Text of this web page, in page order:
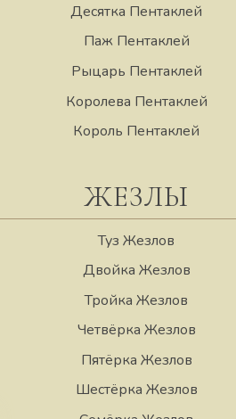
Десятка Пентаклей
Паж Пентаклей
Рыцарь Пентаклей
Королева Пентаклей
Король Пентаклей
ЖЕЗЛЫ
Туз Жезлов
Двойка Жезлов
Тройка Жезлов
Четвёрка Жезлов
Пятёрка Жезлов
Шестёрка Жезлов